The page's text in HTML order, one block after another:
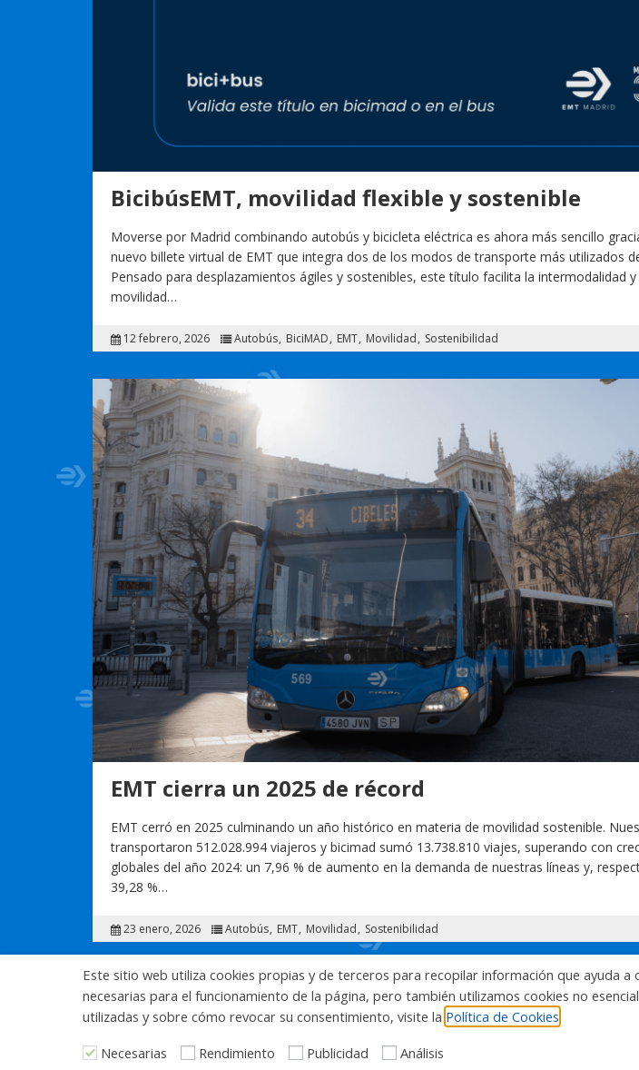
BicibúsEMT, movilidad flexible y sostenible
Moverse por Madrid combinando autobús y bicicleta eléctrica es ahora más sencillo
nuevo billete virtual de EMT que integra dos de los modos de transporte más utilizados
Pensado para desplazamientos ágiles y sostenibles, este título facilita la intermodalidad
movilidad…
12 febrero, 2026 Autobús BiciMAD EMT Movilidad Sostenibilidad
EMT cierra un 2025 de récord
EMT cerró en 2025 culminando un año histórico en materia de movilidad sostenible.
transportaron 512.028.994 viajeros y bicimad sumó 13.738.810 viajes, superando con
globales del año 2024: un 7,96 % de aumento en la demanda de nuestras líneas y,
39,28 %…
23 enero, 2026 Autobús EMT Movilidad Sostenibilidad
Paginación de entradas
Este sitio web utiliza cookies propias y de terceros para recopilar información que ayuda a
necesarias para el funcionamiento de la página, pero también utilizamos cookies no
utilizadas y sobre cómo revocar su consentimiento, visite la Política de Cookies
Necesarias
Rendimiento Publicidad Análisis